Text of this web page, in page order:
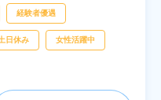
経験者優遇
日休み 女性活躍中